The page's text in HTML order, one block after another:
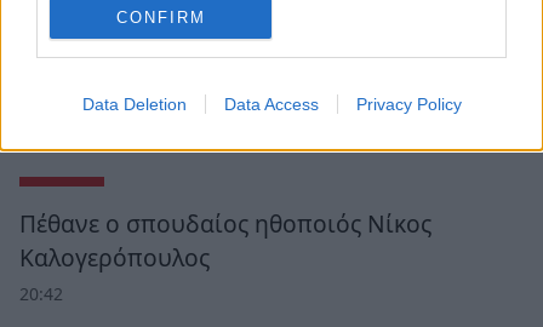
CONFIRM
Data Deletion Data Access Privacy Policy
Πέθανε ο σπουδαίος ηθοποιός Νίκος
Καλογερόπουλος
20:42